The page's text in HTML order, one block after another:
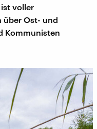
voller
über Ost- und
Kommunisten